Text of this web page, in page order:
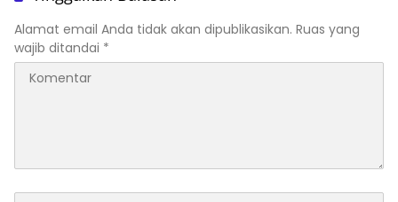
Alamat email Anda tidak akan dipublikasikan. Ruas yang
wajib ditandai *